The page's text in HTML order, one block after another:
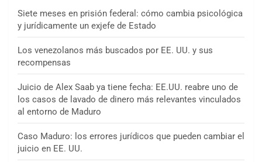
Siete meses en prisión federal: cómo cambia psicológica
y jurídicamente un exjefe de Estado
Los venezolanos más buscados por EE. UU. y sus
recompensas
Juicio de Alex Saab ya tiene fecha: EE.UU. reabre uno de
los casos de lavado de dinero más relevantes vinculados
al entorno de Maduro
Caso Maduro: los errores jurídicos que pueden cambiar el
juicio en EE. UU.